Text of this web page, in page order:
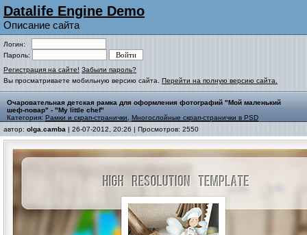
Datalife Engine Demo
Описание сайта
Логин:
Пароль:
Регистрация на сайте! Забыли пароль?
Вы просматриваете мобильную версию сайта. Перейти на полную версию сайта.
Очаровательная детская рамка для оформления фотографий "Мой маленький
шеф-повар" - "My little chef"
Категория: Рамки и скрап-странички
Многослойные скрап-странички в PSD
автор: olga.camba | 26-07-2012, 20:26 | Просмотров: 2550